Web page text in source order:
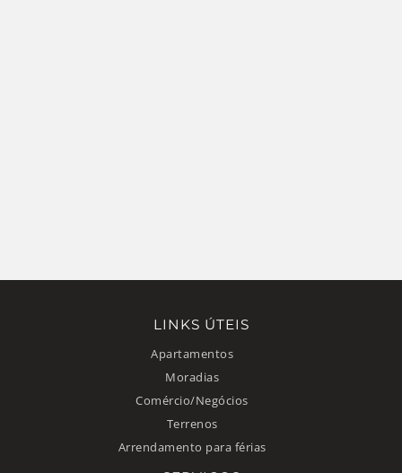
LINKS ÚTEIS
Apartamentos
Moradias
Comércio/Negócios
Terrenos
Arrendamento para férias